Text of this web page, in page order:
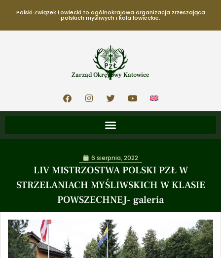
Polski Związek Łowiecki to ogólnokrajowa organizacja zrzeszająca
polskich myśliwych i koła łowieckie.
Zarząd Okręgowy Katowice
LIV MISTRZOSTWA POLSKI PZŁ W
STRZELANIACH MYŚLIWSKICH W KLASIE
POWSZECHNEJ- galeria
6 sierpnia, 2022